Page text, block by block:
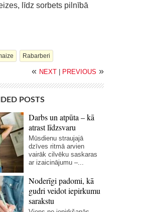
līdz sorbets pilnībā
Rabarberi
« NEXT PREVIOUS »
POSTS
Darbs un atpūta – kā
atrast līdzsvaru
Mūsdienu straujajā
dzīves ritmā arvien
vairāk cilvēku saskaras
ar izaicinājumu –...
Noderīgi padomi, kā
gudri veidot iepirkumu
sarakstu